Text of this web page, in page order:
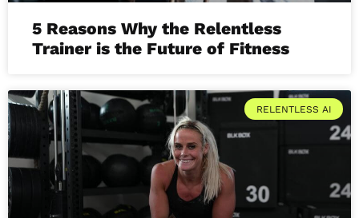
5 Reasons Why the Relentless
Trainer is the Future of Fitness
RELENTLESS AI